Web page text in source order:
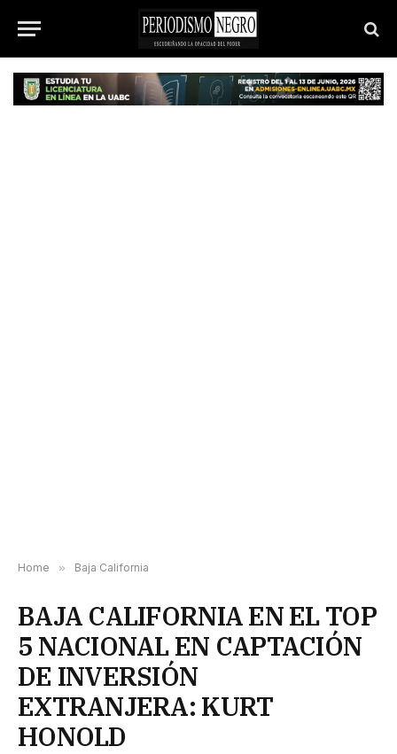
Home » Baja California
BAJA CALIFORNIA EN EL TOP
5 NACIONAL EN CAPTACIÓN
DE INVERSIÓN
EXTRANJERA: KURT
HONOLD